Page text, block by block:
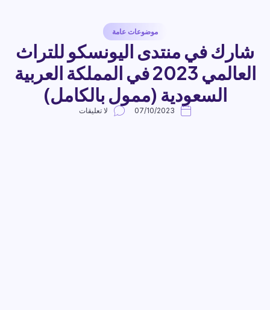
موضوعات عامة
شارك في منتدى اليونسكو للتراث
العالمي 2023 في المملكة العربية
السعودية (ممول بالكامل)
07/10/2023 لا تعليقات